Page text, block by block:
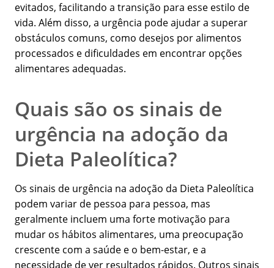
evitados, facilitando a transição para esse estilo de
vida. Além disso, a urgência pode ajudar a superar
obstáculos comuns, como desejos por alimentos
processados e dificuldades em encontrar opções
alimentares adequadas.
Quais são os sinais de
urgência na adoção da
Dieta Paleolítica?
Os sinais de urgência na adoção da Dieta Paleolítica
podem variar de pessoa para pessoa, mas
geralmente incluem uma forte motivação para
mudar os hábitos alimentares, uma preocupação
crescente com a saúde e o bem-estar, e a
necessidade de ver resultados rápidos. Outros sinais